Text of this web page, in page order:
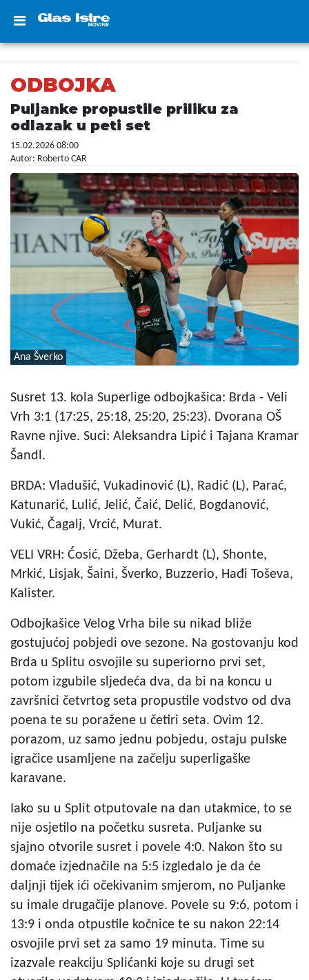
ODBOJKA
Puljanke propustile priliku za
odlazak u peti set
15.02.2026 08:00
Autor: Roberto CAR
Ana Šverko
Susret 13. kola Superlige odbojkašica: Brda - Veli
Vrh 3:1 (17:25, 25:18, 25:20, 25:23). Dvorana OŠ
Ravne njive. Suci: Aleksandra Lipić i Tajana Kramar
Šandl.
BRDA: Vladušić, Vukadinović (L), Radić (L), Parać,
Katunarić, Lulić, Jelić, Čaić, Delić, Bogdanović,
Vukić, Čagalj, Vrcić, Murat.
VELI VRH: Ćosić, Džeba, Gerhardt (L), Shonte,
Mrkić, Lisjak, Šaini, Šverko, Buzzerio, Hađi Toševa,
Kalister.
Odbojkašice Velog Vrha bile su nikad bliže
gostujućoj pobjedi ove sezone. Na gostovanju kod
Brda u Splitu osvojile su superiorno prvi set,
potom izgubile sljedeća dva, da bi na koncu u
završnici četvrtog seta propustile vodstvo od dva
poena te su poražene u četiri seta. Ovim 12.
porazom, uz samo jednu pobjedu, ostaju pulske
igračice usamljene na začelju superligaške
karavane.
Iako su u Split otputovale na dan utakmice, to se
nije osjetilo na početku susreta. Puljanke su
sjajno otvorile susret i povele 4:0. Nakon što su
domaće izjednačile na 5:5 izgledalo je da će
daljnji tijek ići očekivanim smjerom, no Puljanke
su imale drugačije planove. Povele su 9:6, potom i
13:9 i onda otpustile kočnice te su nakon 22:14
osvojile prvi set za samo 19 minuta. Time su
izazvale reakciju Splićanki koje su drugi set